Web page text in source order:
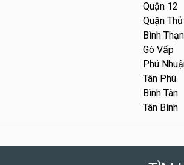
Quận 12
Quận
Bình
Gò Vấp
Phú
Tân Phú
Bình Tân
Tân Bình